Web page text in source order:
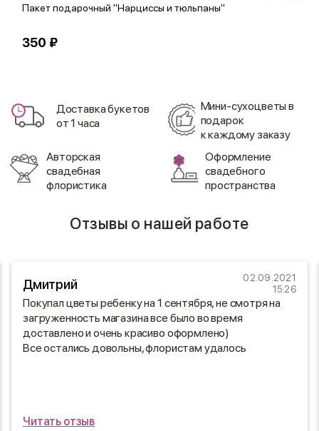
Пакет подарочный "Нарциссы и тюльпаны"
350 ₽
Доставка букетов
от 1 часа
Мини-сухоцветы в
подарок
к каждому заказу
Авторская
свадебная
флористика
Оформление
свадебного
пространства
Отзывы о нашей работе
Дмитрий
02.09.2021
15:26
Покупал цветы ребенку на 1 сентября, не смотря на
загруженность магазина все было во время
доставлено и очень красиво оформлено)
Все остались довольны, флористам удалось
Читать отзыв